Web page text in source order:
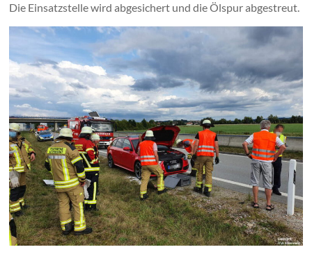
Die Einsatzstelle wird abgesichert und die Ölspur abgestreut.